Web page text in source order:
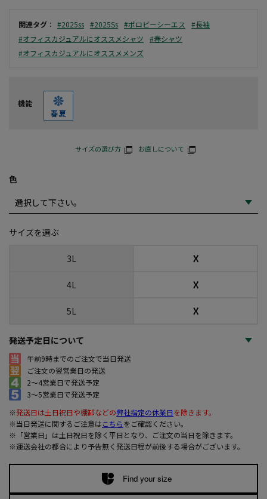
関連タグ ： #2025ss #2025Ss #ポロビーシーエス
#長袖
#オフィスカジュアルにオススメシャツ
#春シャツ
#オフィスカジュアルにオススメメンズ
機能
サイズの選び方 お直しについて
色
サイズを選ぶ
3L ☓
4L ☓
5L ☓
発送予定日について
午前9時までのご注文で当日発送
ご注文の翌営業日の発送
2～4営業日で発送予定
3～5営業日で発送予定
※発送日は土日祝日や棚卸などの弊社指定の休業日を除きます。
※当日発送に関するご注意はこちらをご確認ください。
※「営業日」は土日祝日を除く平日となり、ご注文の当日を除きます。
※運送会社の都合により予告無く発送日程が前後する場合がございます。
Find your size